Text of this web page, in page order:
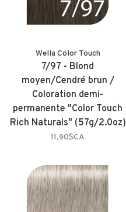
Wella Color Touch
7/97 - Blond
moyen/Cendré brun /
Coloration demi-
permanente "Color Touch
Rich Naturals" (57g/2.0oz)
11,90$CA